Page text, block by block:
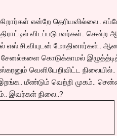
என்றே தெரியவில்லை..
விடப்படுபவர்கள்.. சென்ற
எஸ்.சி.வியுடன் மோதினார்கள்..
கொடுக்காமல்
வெளியேறிவிட்ட
மீண்டும் வெற்றி முகம்..
இவர்கள் நிலை..?